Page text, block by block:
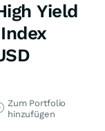
Yield
Zum Portfolio
hinzufügen